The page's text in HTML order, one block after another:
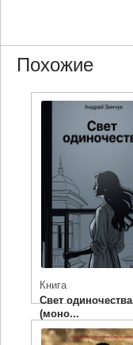
Похожие
Книга
Свет одиночества
(моно...
1972